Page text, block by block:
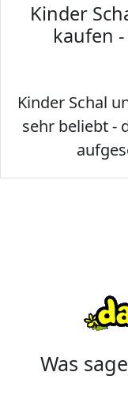
Kinder
kaufen
Kinder Schal
sehr beliebt -
Was